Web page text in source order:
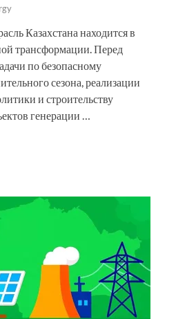
Казахстана находится в
трансформации. Перед
по безопасному
сезона, реализации
и строительству
генерации …